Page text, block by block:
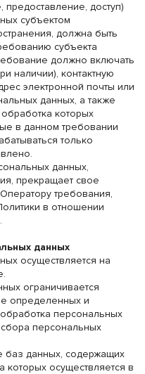
доступ)
субъектом
должна быть
субъекта
должно включать
наличии), контактную
электронной почты или
данных, а также
которых
в данном требовании
только
данных,
прекращает свое
требования,
в отношении
данных
осуществляется на
ограничивается
определенных и
персональных
персональных
баз данных, содержащих
осуществляется в
шоссе 15а, ТЦ Ашан Время
ТЦ Центр Города Время
45, ТЦ Триумф Плаза
10-22
ТЦ Ашан, Время работы
Время работы 10-22
Нахабинское шоссе
15а, ТЦ Ашан Время
Проспект Маркса,
45, ТЦ Триумф
Плаза Время
работы 10-22
Закрыть
7 7,5 8
38 38,5 39
39 39,5 40
24,6 24,8 25
9 9,5 10 10,5 11
42,5 43 44 44,5 45
43,5 44 45 45,5 46
28 28,5 28,8 29 29,5
Закрыть
вам экономить
Закрыть
площадкой
Закрыть
телефона не найдено
вам по email.